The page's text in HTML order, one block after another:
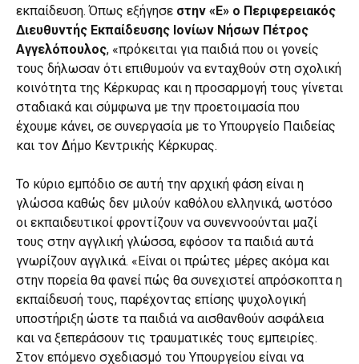
εκπαίδευση. Όπως εξήγησε στην «Ε» ο Περιφερειακός
Διευθυντής Εκπαίδευσης Ιονίων Νήσων Πέτρος
Αγγελόπουλος, «πρόκειται για παιδιά που οι γονείς
τους δήλωσαν ότι επιθυμούν να ενταχθούν στη σχολική
κοινότητα της Κέρκυρας και η προσαρμογή τους γίνεται
σταδιακά και σύμφωνα με την προετοιμασία που
έχουμε κάνει, σε συνεργασία με το Υπουργείο Παιδείας
και τον Δήμο Κεντρικής Κέρκυρας.
Το κύριο εμπόδιο σε αυτή την αρχική φάση είναι η
γλώσσα καθώς δεν μιλούν καθόλου ελληνικά, ωστόσο
οι εκπαιδευτικοί φροντίζουν να συνεννοούνται μαζί
τους στην αγγλική γλώσσα, εφόσον τα παιδιά αυτά
γνωρίζουν αγγλικά. «Είναι οι πρώτες μέρες ακόμα και
στην πορεία θα φανεί πώς θα συνεχιστεί απρόσκοπτα η
εκπαίδευσή τους, παρέχοντας επίσης ψυχολογική
υποστήριξη ώστε τα παιδιά να αισθανθούν ασφάλεια
και να ξεπεράσουν τις τραυματικές τους εμπειρίες.
Στον επόμενο σχεδιασμό του Υπουργείου είναι να